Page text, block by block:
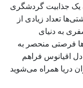
یک جذابیت گردشگری
تعداد زیادی از
به دنیای
فرصتی منحصر به
اقیانوس فراهم
دریا همراه می‌شوید